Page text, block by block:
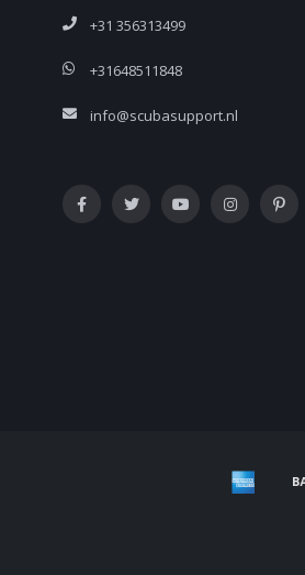
+31 356313499
+31648511848
info@scubasupport.nl